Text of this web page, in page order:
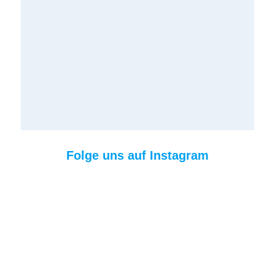
Folge uns auf Instagram